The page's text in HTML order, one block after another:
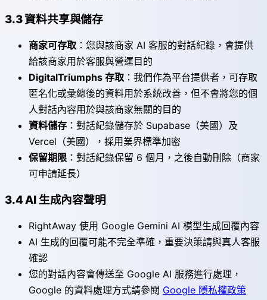
3.3 資料共享與儲存
商家可存取 ：您與該商家 AI 客服的對話紀錄，會提供
給該商家用於客服與營運目的
DigitalTriumphs 存取 ：我們作為平台提供者，可存取
匿名化或彙總後的資料用於系統改善，但不會將您的個
人對話內容用於與該商家無關的目的
資料儲存 ：對話紀錄儲存於 Supabase（美國）及
Vercel（美國），採用業界標準加密
保留期限 ：對話紀錄保留 6 個月，之後自動刪除（商家
可申請延長）
3.4 AI 生成內容聲明
RightAway 使用 Google Gemini AI 模型生成回覆內容
AI 生成的回覆可能不完全準確，重要決策請與真人客服
確認
您的對話內容會傳送至 Google AI 服務進行處理，
Google 的資料處理方式請參閱 Google 隱私權政策